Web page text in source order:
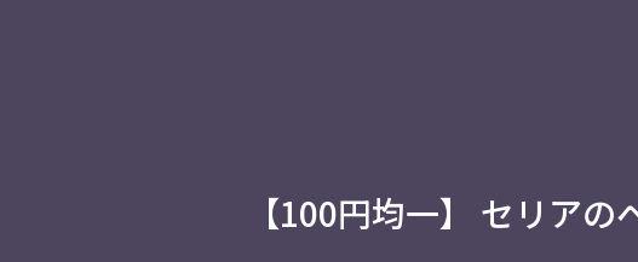
【100円均一】 セリア